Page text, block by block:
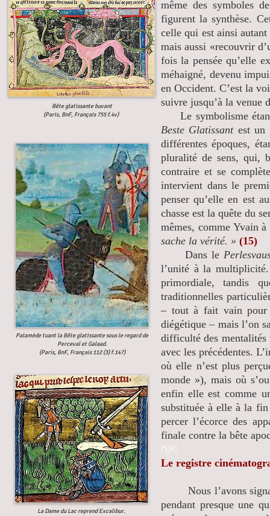
même des symboles
figurent la synthèse.
celle qui est ainsi
mais aussi «recouvrir
fois la pensée qu’elle
méhaigné, devenu
en Occident. C’est la
suivre jusqu’à la venue
Le symbolisme étant
Beste Glatissantest un
différentes époques,
pluralité de sens, qui,
contraire et se
intervient dans le
penser qu’elle en est
chasse est la quête du
mêmes, comme Yvain
sache la vérité. » (15)
Dans le
l’unité à la
primordiale, tandis
traditionnelles
– tout à fait vain pour
diégétique – mais l’on
difficulté des mentalités
avec les précédentes.
où elle n’est plus
monde »), mais où
enfin elle est comme
substituée à elle à la
percer l’écorce des
finale contre la bête
hjkl
Le registre
Nous l’avons
pendant presque une
Bête glatissante buvant
(Paris, BnF, Français 755 f.4v)
Palamède tuant la Bête glatissante sous le regard de
Perceval et Galaad.
(Paris, BnF, Français 112 (3) f.147)
La Dame du Lac reprend Excalibur.